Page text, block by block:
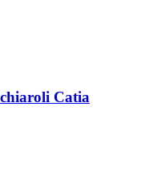
Catia